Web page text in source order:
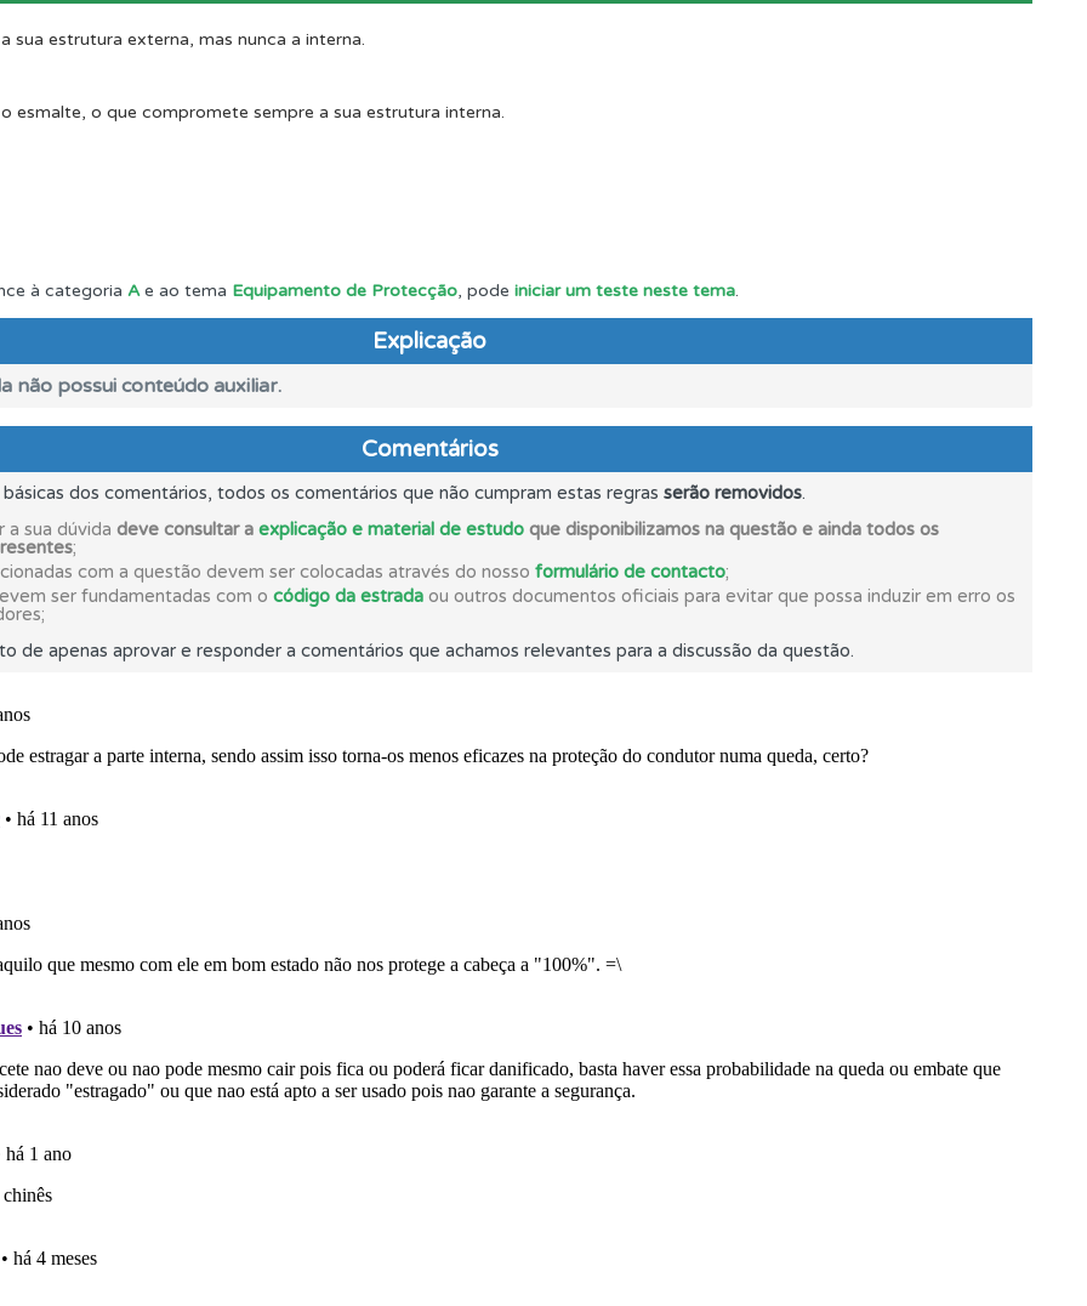
apresenta-lhe questões que errou e não voltou a responder.
teste que recomendamos para obter os melhores resultados.
para poder partilhar o seu perfil com os seus amigos.
testemunhos dos nossos utilizadores e deixe o seu!
apresenta-lhe as questões mais falhadas na plataforma.
que usamos estão atualizadas e são as mesmas do exame oficial.
Condutor dá-lhe uma ideia da sua preparação para o exame.
código da estrada na nossa biblioteca.
que errou no seu perfil.
sua estrutura externa, mas nunca a interna.
esmalte, o que compromete sempre a sua estrutura interna.
à categoria Ae ao tema Equipamento de Protecção, pode iniciar um teste neste tema.
Explicação
não possui conteúdo auxiliar.
Comentários
básicas dos comentários, todos os comentários que não cumpram estas regras serão removidos.
a sua dúvida deve consultar a explicação e material de estudo que disponibilizamos na questão e ainda todos os
;
com a questão devem ser colocadas através do nosso formulário de contacto;
ser fundamentadas com o código da estrada ou outros documentos oficiais para evitar que possa induzir em erro os
de apenas aprovar e responder a comentários que achamos relevantes para a discussão da questão.